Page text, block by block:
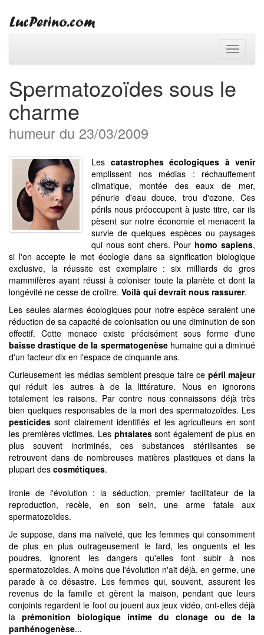
Toggle
Spermatozoïdes sous le
charme
humeur du 23/03/2009
Les catastrophes écologiques à venir
emplissent nos médias : réchauffement
climatique, montée des eaux de mer,
pénurie d'eau douce, trou d'ozone. Ces
périls nous préoccupent à juste titre, car ils
pèsent sur notre économie et menacent la
survie de quelques espèces ou paysages
qui nous sont chers. Pour homo sapiens,
si l'on accepte le mot écologie dans sa signification biologique
exclusive, la réussite est exemplaire : six milliards de gros
mammifères ayant réussi à coloniser toute la planète et dont la
longévité ne cesse de croître. Voilà qui devrait nous rassurer.
Les seules alarmes écologiques pour notre espèce seraient une
réduction de sa capacité de colonisation ou une diminution de son
effectif. Cette menace existe précisément sous forme d'une
baisse drastique de la spermatogenèsehumaine qui a diminué
d'un facteur dix en l'espace de cinquante ans.
Curieusement les médias semblent presque taire ce péril majeur
qui réduit les autres à de la littérature. Nous en ignorons
totalement les raisons. Par contre nous connaissons déjà très
bien quelques responsables de la mort des spermatozoïdes. Les
pesticides sont clairement identifiés et les agriculteurs en sont
les premières victimes. Les phtalatessont également de plus en
plus souvent incriminés, ces substances stérilisantes se
retrouvent dans de nombreuses matières plastiques et dans la
plupart des cosmétiques.
Ironie de l'évolution : la séduction, premier facilitateur de la
reproduction, recèle, en son sein, une arme fatale aux
spermatozoïdes.
Je suppose, dans ma naïveté, que les femmes qui consomment
de plus en plus outrageusement le fard, les onguents et les
poudres, ignorent les dangers qu'elles font subir à nos
spermatozoïdes. A moins que l'évolution n'ait déjà, en germe, une
parade à ce désastre. Les femmes qui, souvent, assurent les
revenus de la famille et gèrent la maison, pendant que leurs
conjoints regardent le foot ou jouent aux jeux vidéo, ont-elles déjà
la prémonition biologique intime du clonage ou de la
parthénogenèse...